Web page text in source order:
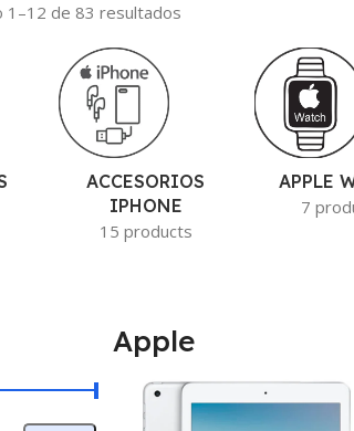
1–12 de 83 resultados
ACCESORIOS
IPHONE
15 products
APPLE
7
Apple